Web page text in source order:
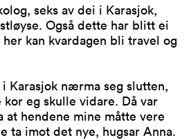
seks av dei i Karasjok,
Også dette har blitt ei
kan kvardagen bli travel og
Karasjok nærma seg slutten,
eg skulle vidare. Då var
at hendene mine måtte vere
ta imot det nye, hugsar Anna.